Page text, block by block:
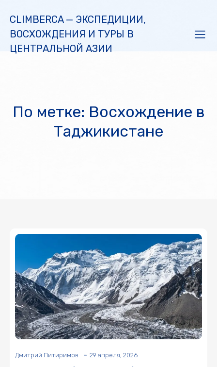
CLIMBERCA — ЭКСПЕДИЦИИ,
ВОСХОЖДЕНИЯ И ТУРЫ В
ЦЕНТРАЛЬНОЙ АЗИИ
По метке: Восхождение в
Таджикистане
Дмитрий Питиримов - 29 апреля, 2026